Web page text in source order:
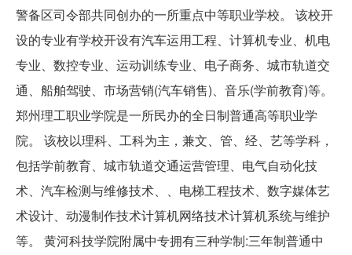
警备区司令部共同创办的一所重点中等职业学校。 该校开
设的专业有学校开设有汽车运用工程、计算机专业、机电
专业、数控专业、运动训练专业、电子商务、城市轨道交
通、船舶驾驶、市场营销(汽车销售)、音乐(学前教育)等。
郑州理工职业学院是一所民办的全日制普通高等职业学
院。 该校以理科、工科为主，兼文、管、经、艺等学科，
包括学前教育、城市轨道交通运营管理、电气自动化技
术、汽车检测与维修技术、、电梯工程技术、数字媒体艺
术设计、动漫制作技术计算机网络技术计算机系统与维护
等。 黄河科技学院附属中专拥有三种学制:三年制普通中